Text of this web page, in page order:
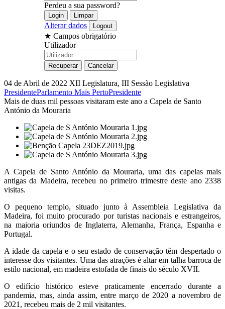
Perdeu a sua password?
Alterar dados
★ Campos obrigatório
Utilizador
04 de Abril de 2022 XII Legislatura, III Sessão Legislativa
PresidenteParlamento Mais PertoPresidente
Mais de duas mil pessoas visitaram este ano a Capela de Santo
António da Mouraria
A Capela de Santo António da Mouraria, uma das capelas mais
antigas da Madeira, recebeu no primeiro trimestre deste ano 2338
visitas.
O pequeno templo, situado junto à Assembleia Legislativa da
Madeira, foi muito procurado por turistas nacionais e estrangeiros,
na maioria oriundos de Inglaterra, Alemanha, França, Espanha e
Portugal.
A idade da capela e o seu estado de conservação têm despertado o
interesse dos visitantes. Uma das atrações é altar em talha barroca de
estilo nacional, em madeira estofada de finais do século XVII.
O edifício histórico esteve praticamente encerrado durante a
pandemia, mas, ainda assim, entre março de 2020 a novembro de
2021, recebeu mais de 2 mil visitantes.